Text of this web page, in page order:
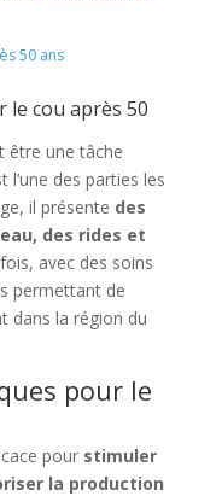
50 ans
le cou après 50
être une tâche
des parties les
il présente des
des rides et
avec des soins
permettant de
dans la région du
pour le
pour stimuler
la production